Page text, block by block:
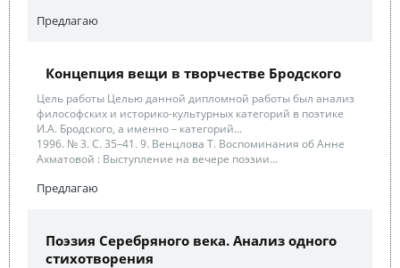
Предлагаю
Концепция вещи в творчестве Бродского
Цель работы Целью данной дипломной работы был анализ
философских и историко-культурных категорий в поэтике
И.А. Бродского, а именно – категорий...
1996. № 3. С. 35–41. 9. Венцлова Т. Воcпоминания об Анне
Ахматовой : Выcтупление на вечере поэзии...
Предлагаю
Поэзия Серебряного века. Анализ одного
стихотворения